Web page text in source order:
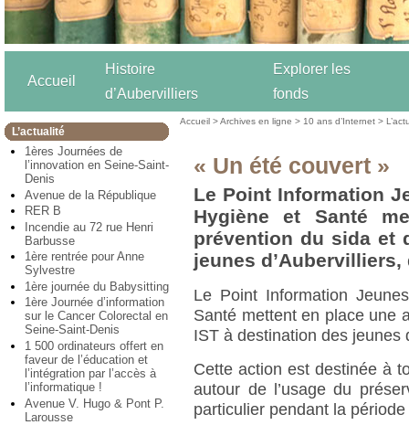
Accueil
Histoire
d’Aubervilliers
Explorer les
fonds
L’actualité
1ères Journées de
l’innovation en Seine-Saint-
Denis
Avenue de la République
RER B
Incendie au 72 rue Henri
Barbusse
1ère rentrée pour Anne
Sylvestre
1ère journée du Babysitting
1ère Journée d’information
sur le Cancer Colorectal en
Seine-Saint-Denis
1 500 ordinateurs offert en
faveur de l’éducation et
l’intégration par l’accès à
l’informatique !
Avenue V. Hugo & Pont P.
Larousse
Accueil >Archives en ligne > 10 ans d’Internet >
« Un été couvert »
Le Point Information
Hygiène et Santé
prévention du sida et
jeunes d’Aubervilliers,
Le Point Information
Santé mettent en place une
IST à destination des jeunes
Cette action est destinée à
autour de l’usage du
particulier pendant la